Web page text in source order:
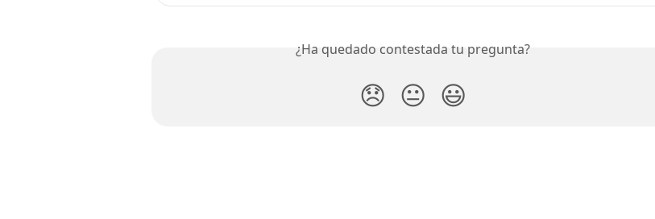
¿Ha quedado contestada tu pregunta?
😞 😐 😃